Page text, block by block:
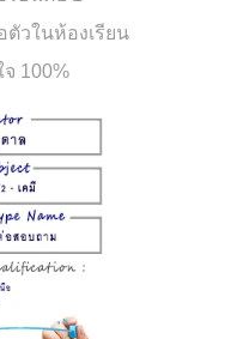
ตัวในห้องเรียน
100%